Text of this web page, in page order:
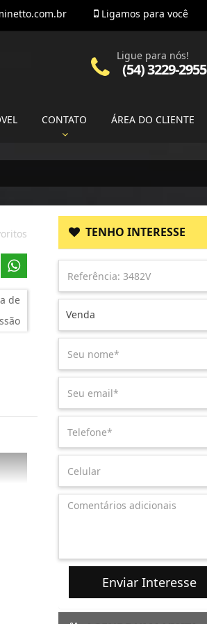
Ligamos para você
CONTATO ÁREA DO CLIENTE
Ligue para nós!
(54) 3229-2955
de
TENHO INTERESSE
Venda
Enviar Interesse